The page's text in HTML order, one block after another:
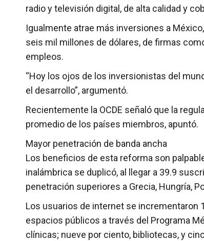
radio y televisión digital, de alta calidad y
Igualmente atrae más inversiones a
seis mil millones de dólares, de firmas
empleos.
“Hoy los ojos de los inversionistas del
el desarrollo”, argumentó.
Recientemente la OCDE señaló que la
promedio de los países miembros, apuntó.
Mayor penetración de banda ancha
Los beneficios de esta reforma son
inalámbrica se duplicó, al llegar a 39.9
penetración superiores a Grecia, Hungría,
Los usuarios de internet se incrementaron
espacios públicos a través del Programa
clínicas; nueve por ciento, bibliotecas, y